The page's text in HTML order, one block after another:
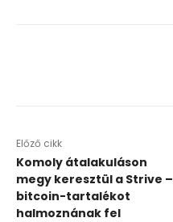
Előző cikk
Komoly átalakuláson
megy keresztül a Strive –
bitcoin-tartalékot
halmoznának fel